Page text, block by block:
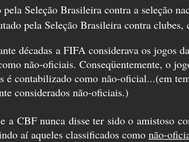
Seleção Brasileira contra a seleção
pela Seleção Brasileira contra clubes,
décadas a FIFA considerava os jogos
não-oficiais. Conseqüentemente, o
é contabilizado como não-oficial...(em
considerados não-oficiais.)
a CBF nunca disse ter sido o amistoso
aí aqueles classificados como não-